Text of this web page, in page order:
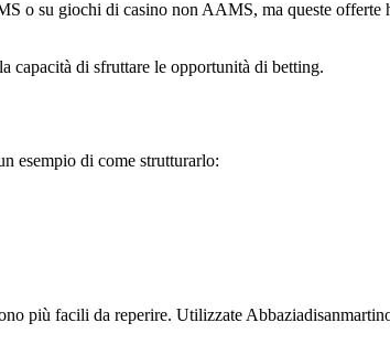
o su giochi di casino non AAMS, ma queste offerte
capacità di sfruttare le opportunità di betting.
esempio di come strutturarlo:
più facili da reperire. Utilizzate